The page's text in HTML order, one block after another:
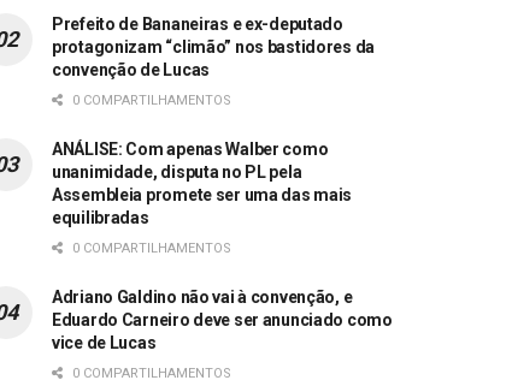
Prefeito de Bananeiras e ex-deputado
protagonizam “climão” nos bastidores da
convenção de Lucas
0 COMPARTILHAMENTOS
ANÁLISE: Com apenas Walber como
unanimidade, disputa no PL pela
Assembleia promete ser uma das mais
equilibradas
0 COMPARTILHAMENTOS
Adriano Galdino não vai à convenção, e
Eduardo Carneiro deve ser anunciado como
vice de Lucas
0 COMPARTILHAMENTOS